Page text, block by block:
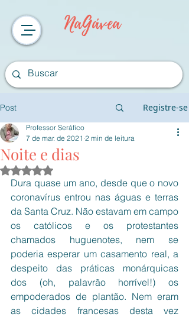
NaGávea
Post Registre-se
Noite e dias
Professor Seráfico
7 de mar. de 2021 2 min de leitura
Avaliado com NaN de 5 estrelas.
Dura quase um ano, desde que o novo
coronavírus entrou nas águas e terras
da Santa Cruz. Não estavam em campo
os católicos e os protestantes
chamados huguenotes, nem se
poderia esperar um casamento real, a
despeito das práticas monárquicas
dos (oh, palavrão horrível!) os
empoderados de plantão. Nem eram
as cidades francesas desta vez